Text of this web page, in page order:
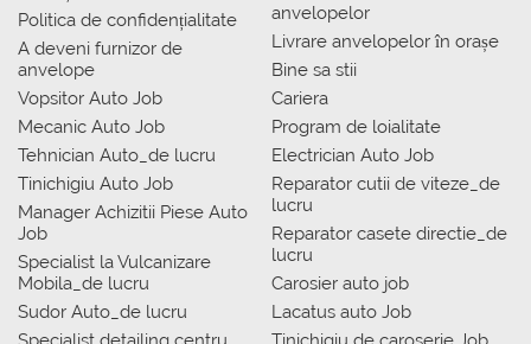
Politica de confidențialitate
A deveni furnizor de
anvelope
Vopsitor Auto Job
Mecanic Auto Job
Tehnician Auto_de lucru
Tinichigiu Auto Job
Manager Achizitii Piese Auto
Job
Specialist la Vulcanizare
Mobila_de lucru
Sudor Auto_de lucru
anvelopelor
Livrare anvelopelor în orașe
Bine sa stii
Cariera
Program de loialitate
Electrician Auto Job
Reparator cutii de viteze_de
lucru
Reparator casete directie_de
lucru
Carosier auto job
Lacatus auto Job